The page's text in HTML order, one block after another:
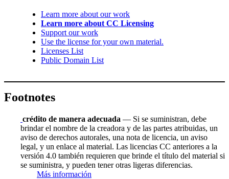
Learn more about our work
Learn more about CC Licensing
Support our work
Use the license for your own material.
Licenses List
Public Domain List
Footnotes
crédito de manera adecuada — Si se suministran, debe
brindar el nombre de la creadora y de las partes atribuidas, un
aviso de derechos autorales, una nota de licencia, un aviso
legal, y un enlace al material. Las licencias CC anteriores a la
versión 4.0 también requieren que brinde el título del material si
se suministra, y pueden tener otras ligeras diferencias.
Más información